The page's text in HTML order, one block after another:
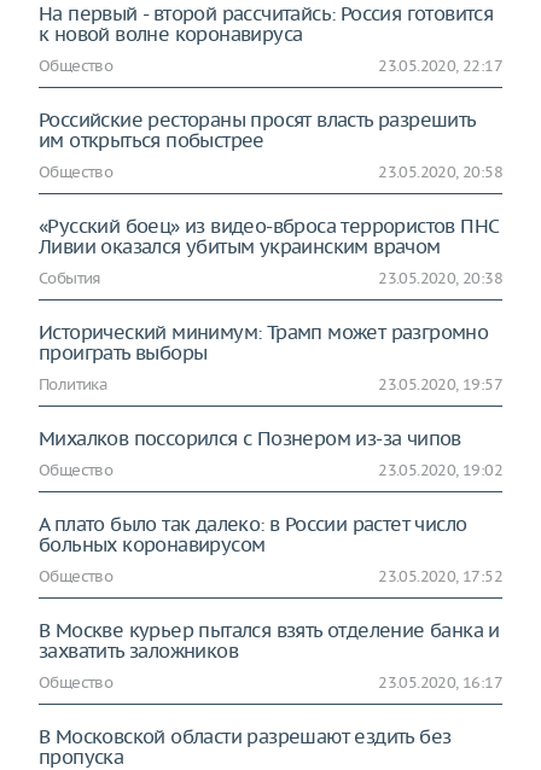
На первый - второй рассчитайсь: Россия готовится
к новой волне коронавируса
Общество 23.05.2020, 22:17
Российские рестораны просят власть разрешить
им открыться побыстрее
Общество 23.05.2020, 20:58
«Русский боец» из видео-вброса террористов ПНС
Ливии оказался убитым украинским врачом
События 23.05.2020, 20:38
Исторический минимум: Трамп может разгромно
проиграть выборы
Политика 23.05.2020, 19:57
Михалков поссорился с Познером из-за чипов
Общество 23.05.2020, 19:02
А плато было так далеко: в России растет число
больных коронавирусом
Общество 23.05.2020, 17:52
В Москве курьер пытался взять отделение банка и
захватить заложников
Общество 23.05.2020, 16:17
В Московской области разрешают ездить без
пропуска